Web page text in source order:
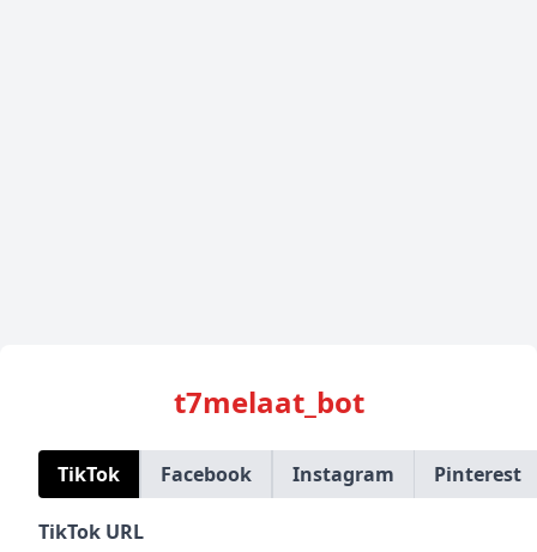
t7melaat_bot
TikTok Facebook Instagram Pinterest
TikTok URL